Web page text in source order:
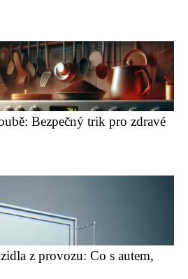
Bezpečný trik pro zdravé
z provozu: Co s autem,